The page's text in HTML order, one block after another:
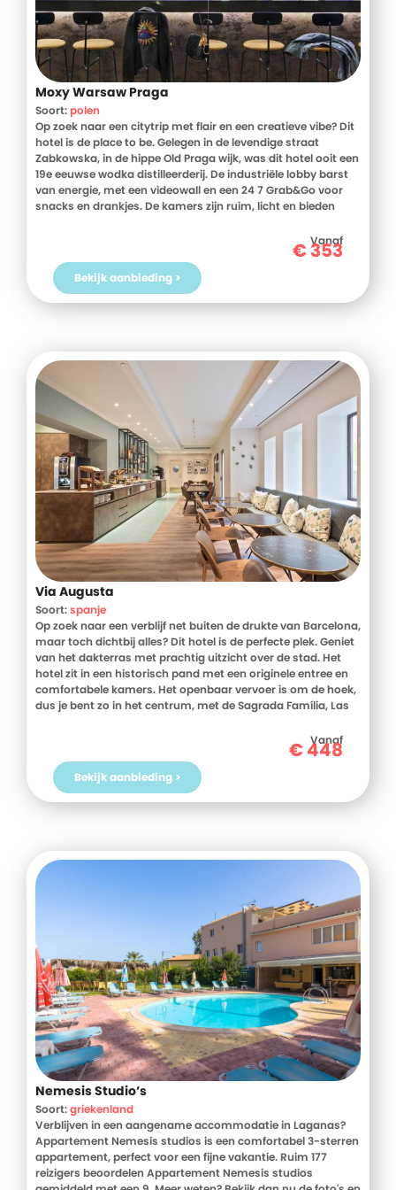
Moxy Warsaw Praga
Soort:polen
Op zoek naar een citytrip met flair en een creatieve vibe? Dit
hotel is de place to be. Gelegen in de levendige straat
Zabkowska, in de hippe Old Praga wijk, was dit hotel ooit een
19e eeuwse wodka distilleerderij. De industriële lobby barst
van energie, met een videowall en een 24 7 Grab&Go voor
snacks en drankjes. De kamers zijn ruim, licht en bieden
historische centrum tot kunst, street art en markten.
Kortom, dit hotel is stijlvol, spontaan en nooit saai.
Vanaf
€353
Bekijk aanbieding >
Via Augusta
Soort:spanje
Op zoek naar een verblijf net buiten de drukte van Barcelona,
maar toch dichtbij alles? Dit hotel is de perfecte plek. Geniet
van het dakterras met prachtig uitzicht over de stad. Het
hotel zit in een historisch pand met een originele entree en
comfortabele kamers. Het openbaar vervoer is om de hoek,
dus je bent zo in het centrum, met de Sagrada Família, Las
een gezellige avond wandel je naar de hippe wijk Gràcia, vol
tapasbars en restaurants. Alles voor een geslaagde citytrip
vind je hier!
Vanaf
€448
Bekijk aanbieding >
Nemesis Studio’s
Soort:griekenland
Verblijven in een aangename accommodatie in Laganas?
Appartement Nemesis studios is een comfortabel 3-sterren
appartement, perfect voor een fijne vakantie. Ruim 177
reizigers beoordelen Appartement Nemesis studios